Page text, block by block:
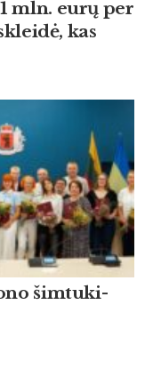
mln. eurų per
kas
šim­tu­ki­